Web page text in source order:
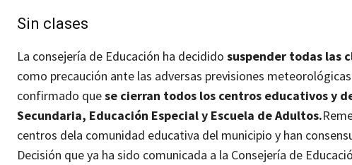
Sin clases
La consejería de Educación ha decidido suspender todas las
como precaución ante las adversas previsiones
confirmado quese cierran todos los centros educativos y
Secundaria, Educación Especial y Escuela de Adultos.
centros dela comunidad educativa del municipio y han
Decisión que ya ha sido comunicada a la Consejería de